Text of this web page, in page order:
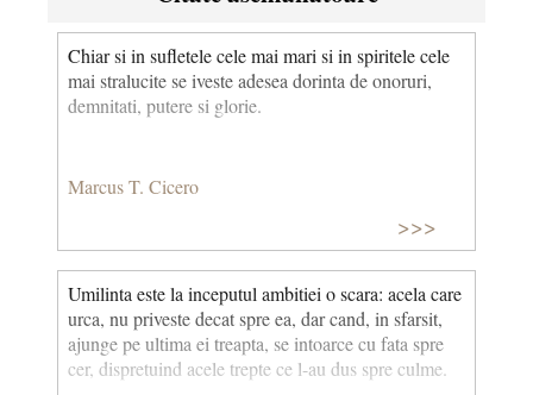
Chiar si in sufletele cele mai mari si in spiritele cele
mai stralucite se iveste adesea dorinta de onoruri,
demnitati, putere si glorie.
Marcus T. Cicero
>>>
Umilinta este la inceputul ambitiei o scara: acela care
urca, nu priveste decat spre ea, dar cand, in sfarsit,
ajunge pe ultima ei treapta, se intoarce cu fata spre
cer, dispretuind acele trepte ce l-au dus spre culme.